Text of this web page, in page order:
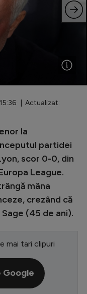
| Actualizat:
la
partidei
scor 0-0, din
League.
mâna
crezând că
(45 de ani).
mai tari clipuri
Google